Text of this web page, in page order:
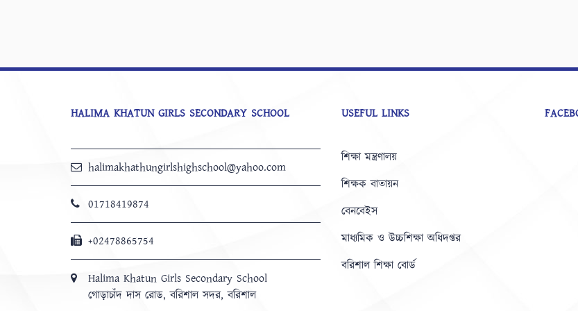
HALIMA KHATUN GIRLS SECONDARY SCHOOL
halimakhathungirlshighschool@yahoo.com
01718419874
+02478865754
Halima Khatun Girls Secondary School
গোড়াচাঁদ দাস রোড, বরিশাল সদর, বরিশাল
USEFUL LINKS
শিক্ষা মন্ত্রণালয়
শিক্ষক বাতায়ন
বেনবেইস
মাধ্যমিক ও উচ্চশিক্ষা অধিদপ্তর
বরিশাল শিক্ষা বোর্ড